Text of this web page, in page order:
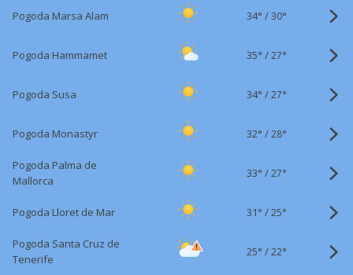
Pogoda Marsa Alam 34° /30°
Pogoda Hammamet 35° /27°
Pogoda Susa 34° /27°
Pogoda Monastyr 32° /28°
Pogoda Palma de
Mallorca
33° /27°
Pogoda Lloret de Mar 31° /25°
Pogoda Santa Cruz de
Tenerife
25° /22°